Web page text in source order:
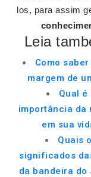
los, para assim
Leia
Como
margem de
Qual é
importância da
em sua
Quais
significados
da bandeira do